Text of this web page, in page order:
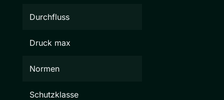
Durchfluss
Druck max
Normen
Schutzklasse